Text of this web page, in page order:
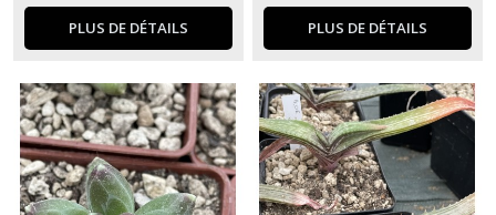
PLUS DE DÉTAILS PLUS DE DÉTAILS